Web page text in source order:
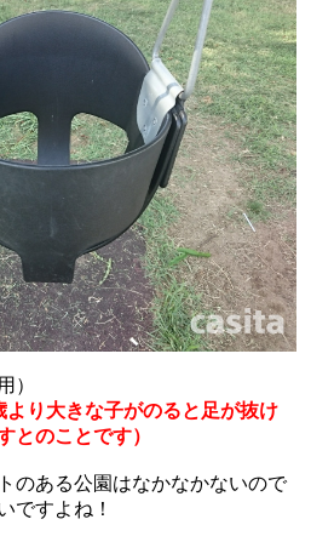
）
り大きな子がのると足が抜け
とのことです）
のある公園はなかなかないので
ですよね！